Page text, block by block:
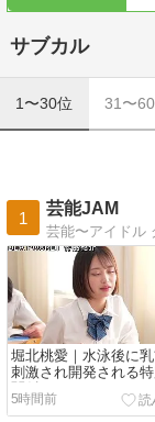
サブカル
1〜30位 31〜
1
芸能JAM
芸能〜アイドル
堀北桃愛｜水泳後に
刺激され開発される
関係
5時間前